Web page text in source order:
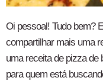
Oi pessoal! Tudo bem?
compartilhar mais uma
uma receita de pizza
para quem está